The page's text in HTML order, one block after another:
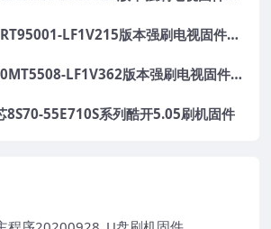
TCL电视V8-RT95001-LF1V215版本强刷电视固件包下载
TCL电视V8-0MT5508-LF1V362版本强刷电视固件包下载
8S70-55E710S系列酷开5.05刷机固件